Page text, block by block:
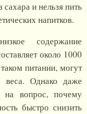
и нельзя пить
напитков.
содержание
около 1000
питании, могут
веса. Однако даже
на вопрос, почему
быстро снизить